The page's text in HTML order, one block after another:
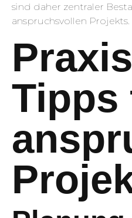
sind daher zentraler
anspruchsvollen Projekts.
Tipps